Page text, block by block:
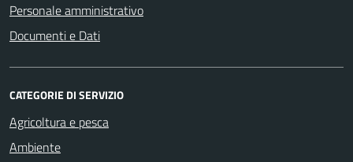
Personale amministrativo
Documenti e Dati
CATEGORIE DI SERVIZIO
Agricoltura e pesca
Ambiente